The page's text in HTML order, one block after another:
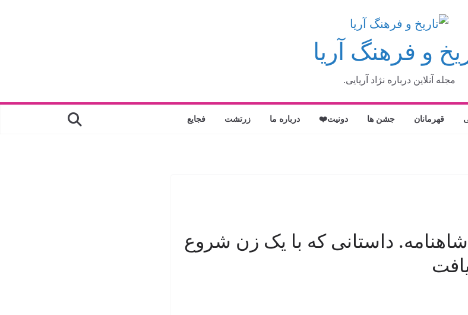
و فرهنگ آریا
مجله آنلاین درباره نژاد آریایی.
قهرمانان جشن ها دونیت❤️ درباره ما زرتشت فجایع
داستانی که با یک زن شروع